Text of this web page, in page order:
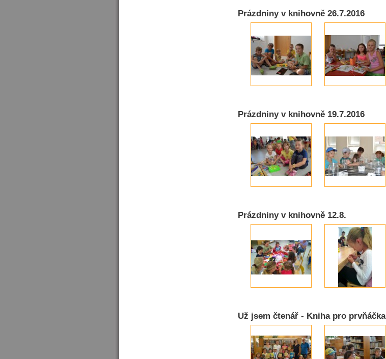
Prázdniny v knihovně 26.7.2016
Prázdniny v knihovně 19.7.2016
Prázdniny v knihovně 12.8.
Už jsem čtenář - Kniha pro prvňáčka